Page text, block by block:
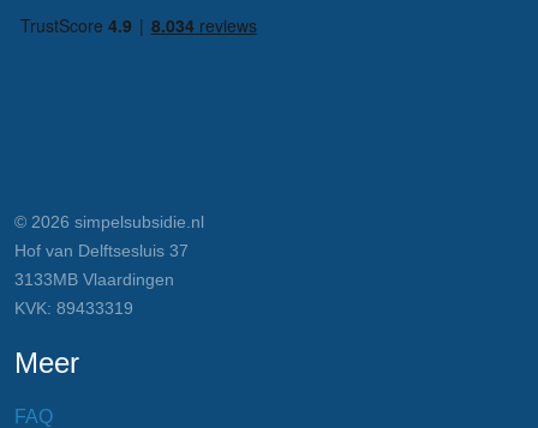
© 2026 simpelsubsidie.nl
Hof van Delftsesluis 37
3133MB Vlaardingen
KVK: 89433319
Meer
FAQ